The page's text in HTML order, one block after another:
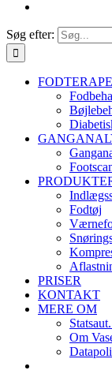
Søg efter:
Fodtøj
PRISER
KONTAKT
MERE OM
Om